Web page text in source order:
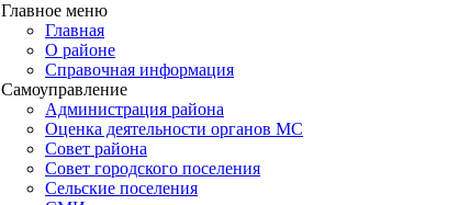
Главное меню
Главная
О районе
Справочная информация
Самоуправление
Администрация района
Оценка деятельности органов МС
Совет района
Совет городского поселения
Сельские поселения